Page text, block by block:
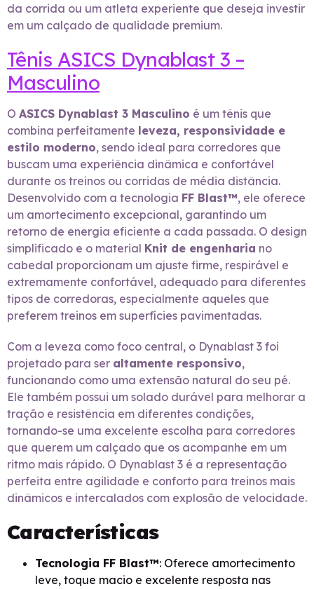
da corrida ou um atleta experiente que deseja investir
em um calçado de qualidade premium.
Tênis ASICS Dynablast 3 –
Masculino
O ASICS Dynablast 3 Masculino é um tênis que
combina perfeitamente leveza, responsividade e
estilo moderno, sendo ideal para corredores que
buscam uma experiência dinâmica e confortável
durante os treinos ou corridas de média distância.
Desenvolvido com a tecnologia FF Blast™, ele oferece
um amortecimento excepcional, garantindo um
retorno de energia eficiente a cada passada. O design
simplificado e o material Knit de engenharia no
cabedal proporcionam um ajuste firme, respirável e
extremamente confortável, adequado para diferentes
tipos de corredoras, especialmente aqueles que
preferem treinos em superfícies pavimentadas.
Com a leveza como foco central, o Dynablast 3 foi
projetado para ser altamente responsivo,
funcionando como uma extensão natural do seu pé.
Ele também possui um solado durável para melhorar a
tração e resistência em diferentes condições,
tornando-se uma excelente escolha para corredores
que querem um calçado que os acompanhe em um
ritmo mais rápido. O Dynablast 3 é a representação
perfeita entre agilidade e conforto para treinos mais
dinâmicos e intercalados com explosão de velocidade.
Características
Tecnologia FF Blast™: Oferece amortecimento
leve, toque macio e excelente resposta nas